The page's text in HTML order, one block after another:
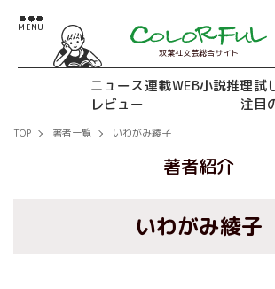
双葉社文芸総合サイト
ニュース連載WEB小説推理試
レビュー
注目
TOP 著者一覧 いわがみ綾子
著者紹介
いわがみ綾子